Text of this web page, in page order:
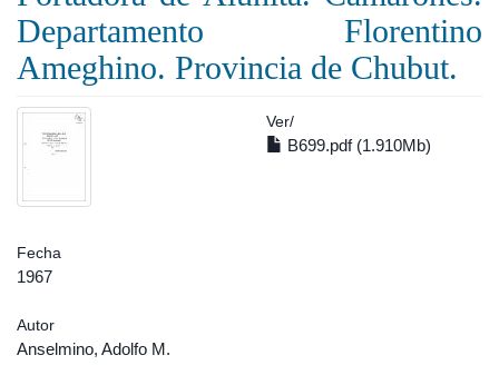
Departamento Florentino
Ameghino. Provincia de Chubut.
Ver/
B699.pdf (1.910Mb)
Fecha
1967
Autor
Anselmino, Adolfo M.